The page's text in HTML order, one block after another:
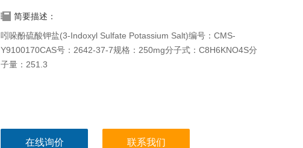
简要描述：
吲哚酚硫酸钾盐(3-Indoxyl Sulfate Potassium Salt)编号：CMS-
Y9100170CAS号：2642-37-7规格：250mg分子式：C8H6KNO4S分
子量：251.3
在线询价 联系我们